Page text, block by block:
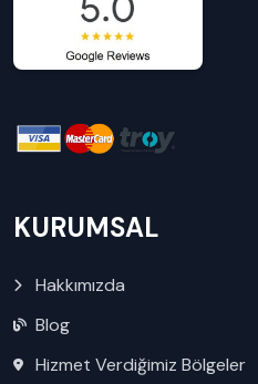
KURUMSAL
Hakkımızda
Blog
Hizmet Verdiğimiz Bölgeler